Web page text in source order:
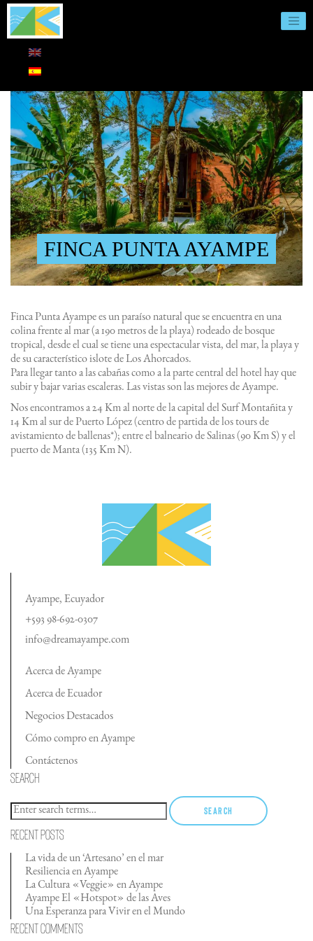
FINCA PUNTA AYAMPE
Finca Punta Ayampe es un paraíso natural que se encuentra en una
colina frente al mar (a 190 metros de la playa) rodeado de bosque
tropical, desde el cual se tiene una espectacular vista, del mar, la playa y
de su característico islote de Los Ahorcados.
Para llegar tanto a las cabañas como a la parte central del hotel hay que
subir y bajar varias escaleras. Las vistas son las mejores de Ayampe.
Nos encontramos a 24 Km al norte de la capital del Surf Montañita y
14 Km al sur de Puerto López (centro de partida de los tours de
avistamiento de ballenas*); entre el balneario de Salinas (90 Km S) y el
puerto de Manta (135 Km N).
Ayampe, Ecuyador
+593 98-692-0307
info@dreamayampe.com
Acerca de Ayampe
Acerca de Ecuador
Negocios Destacados
Cómo compro en Ayampe
Contáctenos
Search
Search
Recent Posts
La vida de un ‘Artesano’ en el mar
Resiliencia en Ayampe
La Cultura «Veggie» en Ayampe
Ayampe El «Hotspot» de las Aves
Una Esperanza para Vivir en el Mundo
Recent Comments